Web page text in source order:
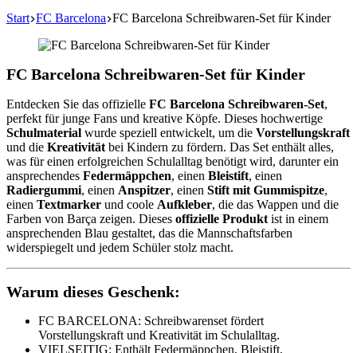
Start FC Barcelona FC Barcelona Schreibwaren-Set für Kinder
FC Barcelona Schreibwaren-Set für Kinder
Entdecken Sie das offizielle FC Barcelona Schreibwaren-Set,
perfekt für junge Fans und kreative Köpfe. Dieses hochwertige
Schulmaterial wurde speziell entwickelt, um die Vorstellungskraft
und die Kreativität bei Kindern zu fördern. Das Set enthält alles,
was für einen erfolgreichen Schulalltag benötigt wird, darunter ein
ansprechendes Federmäppchen, einen Bleistift, einen
Radiergummi, einen Anspitzer, einen Stift mit Gummispitze,
einen Textmarker und coole Aufkleber, die das Wappen und die
Farben von Barça zeigen. Dieses offizielle Produkt ist in einem
ansprechenden Blau gestaltet, das die Mannschaftsfarben
widerspiegelt und jedem Schüler stolz macht.
Warum dieses Geschenk:
FC BARCELONA: Schreibwarenset fördert
Vorstellungskraft und Kreativität im Schulalltag.
VIELSEITIG: Enthält Federmäppchen, Bleistift,